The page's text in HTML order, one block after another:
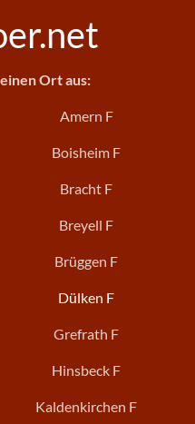
Ort aus:
Amern F
Boisheim F
Bracht F
Breyell F
Brüggen F
Dülken F
Grefrath F
Hinsbeck F
Kaldenkirchen F